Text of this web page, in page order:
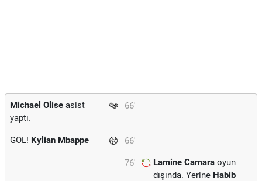
66'
Michael Olise asist
yaptı.
66'
GOL! Kylian Mbappe
76' Lamine Camara oyun
dışında. Yerine Habib